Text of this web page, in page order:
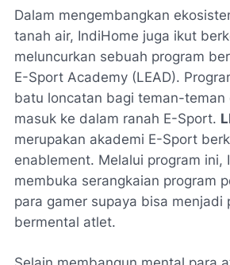
Dalam mengembangkan
tanah air, IndiHome juga ikut
meluncurkan sebuah program
E-Sport Academy (LEAD).
batu loncatan bagi teman-teman
masuk ke dalam ranah E-Sport.
merupakan akademi E-Sport
enablement. Melalui program ini,
membuka serangkaian program
para gamer supaya bisa menjadi
bermental atlet.